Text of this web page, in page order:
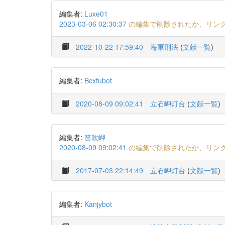
編集者: Luxe01
2023-03-06 02:30:37 の編集で削除されたか、リン
2022-10-22 17:59:40 海軍刑法 (文献一覧)
編集者: Bcxfubot
2020-08-09 09:02:41 立石岬灯台 (文献一覧)
編集者: 笛吹岬
2020-08-09 09:02:41 の編集で削除されたか、リン
2017-07-03 22:14:49 立石岬灯台 (文献一覧)
編集者: Kanjybot